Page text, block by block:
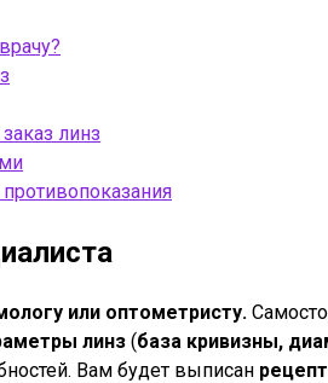
линз
или оптометристу.
линз (база кривизны,
Вам будет выписан